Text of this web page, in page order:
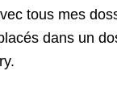
tous mes
dans un